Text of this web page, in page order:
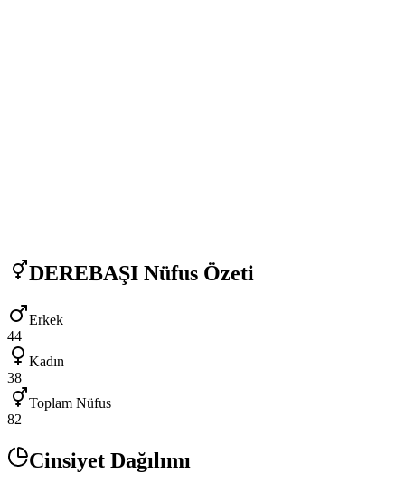
DEREBAŞI Nüfus Özeti
Erkek
44
Kadın
38
Toplam Nüfus
82
Cinsiyet Dağılımı